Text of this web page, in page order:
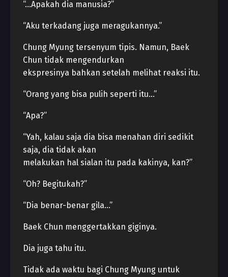
“…Apakah dia manusia?”
“Aku terkadang juga meragukannya.”
Chung Myung tersenyum tipis. Namun, Baek
Chun tidak mengendurkan
ekspresinya bahkan setelah melihat reaksi itu.
“Orang yang bisa pulih seperti itu…”
“Apa?”
“Yah, kalau saja dia bisa menahan diri sedikit
saja, dia tidak akan
melakukan hal sialan itu pada kakinya, kan?”
“Oh? Begitukah?”
“Dia benar-benar gila…”
Baek Chun menggertakkan giginya.
Dia juga tahu itu.
Tidak ada waktu bagi Chung Myung untuk